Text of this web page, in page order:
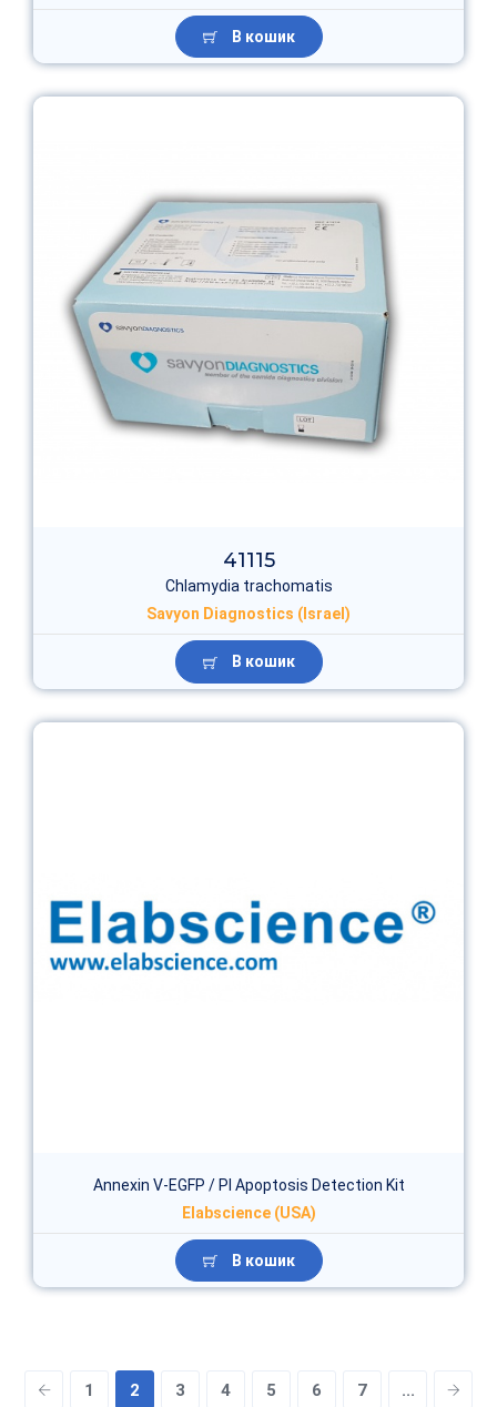
В кошик
41115
Chlamydia trachomatis
Savyon Diagnostics (Israel)
В кошик
Annexin V-EGFP / PI Apoptosis Detection Kit
Elabscience (USA)
В кошик
1 2 3 4 5 6 7 ...